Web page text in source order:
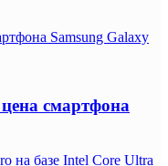
Samsung Galaxy
смартфона
на базе Intel Core Ultra